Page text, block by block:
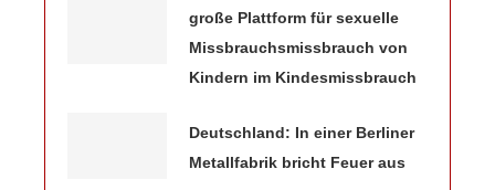
große Plattform für sexuelle
Missbrauchsmissbrauch von
Kindern im Kindesmissbrauch
Deutschland: In einer Berliner
Metallfabrik bricht Feuer aus